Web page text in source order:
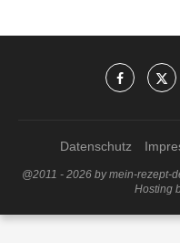
Datenschutz
@2011 - 2026 by mein-rezept-
Hosting